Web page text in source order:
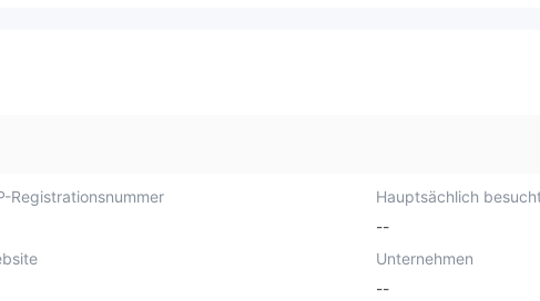
Registrationsnummer
Hauptsächlich
--
Unternehmen
--